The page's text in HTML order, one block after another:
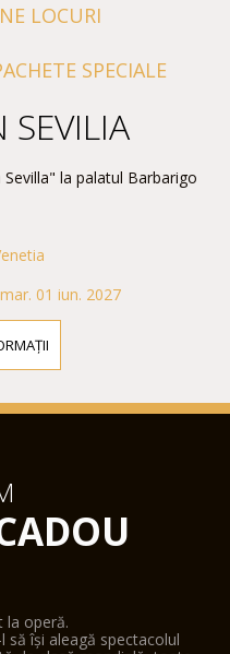
LOCURI
SPECIALE
SEVILIA
la palatul Barbarigo
01 iun. 2027
la operă.
să își aleagă spectacolul